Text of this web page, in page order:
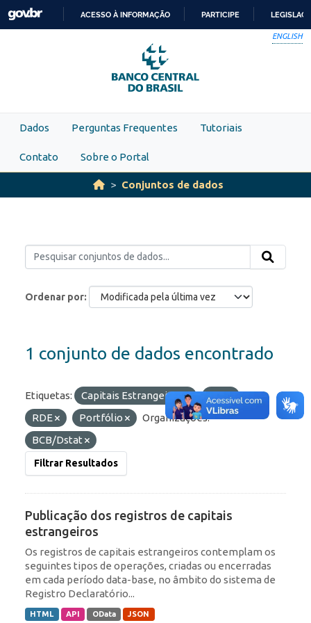
Skip to main content
PARA
O
CONTEÚDO
ACESSO À INFORMAÇÃO PARTICIPE
ENGLISH
Dados Perguntas Frequentes Tutoriais
Contato Sobre o Portal
Conjuntos de dados
Ordenar por
1 conjunto de dados encontrado
Etiquetas: Capitais Estrangeiros
IED
RDE
Portfólio
Organizações:
BCB/Dstat
Filtrar Resultados
Publicação dos registros de capitais
estrangeiros
Os registros de capitais estrangeiros contemplam os
seguintes tipos de operações, criadas ou encerradas
em cada período data-base, no âmbito do sistema de
Registro Declaratório...
HTML API OData JSON